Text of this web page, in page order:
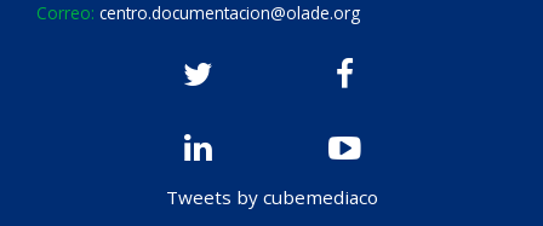
Correo: centro.documentacion@olade.org
Tweets by cubemediaco